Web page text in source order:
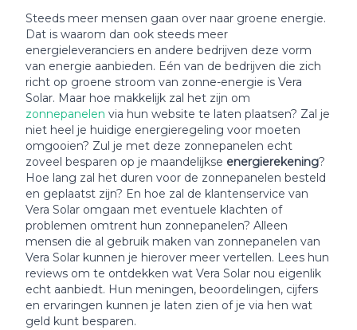
Steeds meer mensen gaan over naar groene energie.
Dat is waarom dan ook steeds meer
energieleveranciers en andere bedrijven deze vorm
van energie aanbieden. Eén van de bedrijven die zich
richt op groene stroom van zonne-energie is Vera
Solar. Maar hoe makkelijk zal het zijn om
zonnepanelen via hun website te laten plaatsen? Zal je
niet heel je huidige energieregeling voor moeten
omgooien? Zul je met deze zonnepanelen echt
zoveel besparen op je maandelijkse energierekening?
Hoe lang zal het duren voor de zonnepanelen besteld
en geplaatst zijn? En hoe zal de klantenservice van
Vera Solar omgaan met eventuele klachten of
problemen omtrent hun zonnepanelen? Alleen
mensen die al gebruik maken van zonnepanelen van
Vera Solar kunnen je hierover meer vertellen. Lees hun
reviews om te ontdekken wat Vera Solar nou eigenlik
echt aanbiedt. Hun meningen, beoordelingen, cijfers
en ervaringen kunnen je laten zien of je via hen wat
geld kunt besparen.